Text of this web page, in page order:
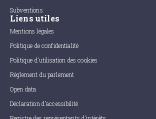
Subventions
Liens utiles
Mentions légales
Politique de confidentialité
Politique d'utilisation des cookies
Règlement du parlement
Open data
Déclaration d'accessibilité